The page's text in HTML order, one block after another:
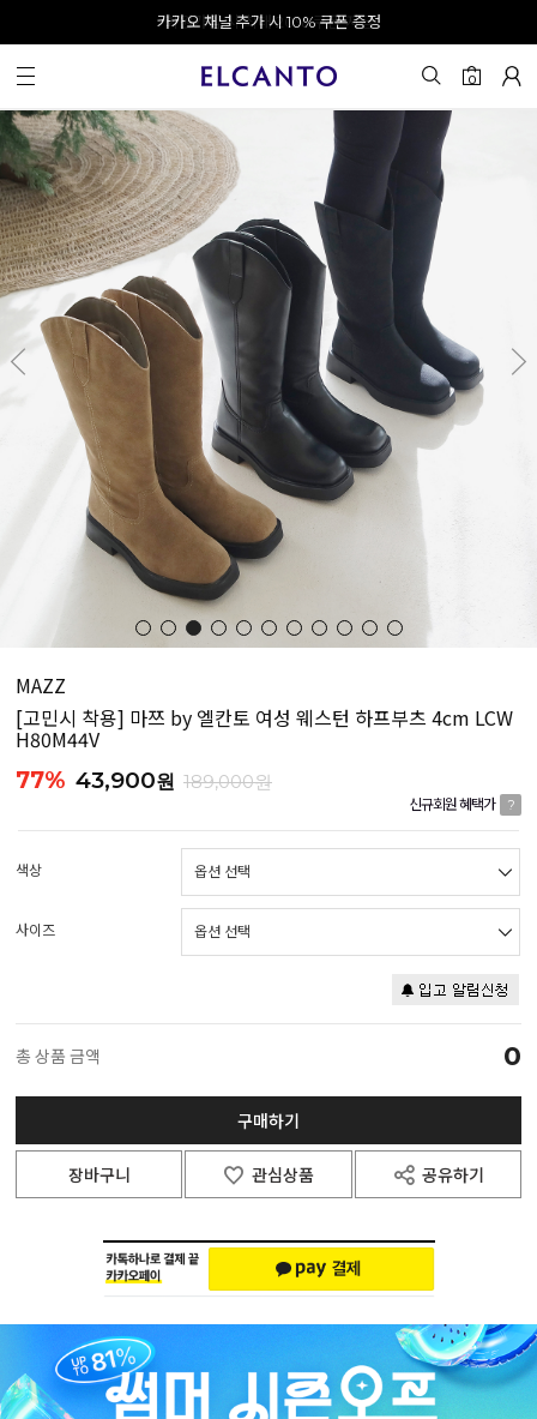
오전 10시 이전 결제 완료 시 오늘 출발!
회원가입 시 최대 20% 쿠폰 지급
카카오 채널 추가 시 10% 쿠폰 증정
0
MAZZ
[고민시 착용] 마쯔 by 엘칸토 여성 웨스턴 하프부츠 4cm LCW
H80M44V
77% 43,900원 189,000원
신규회원 혜택가 ?
색상
사이즈
총 상품 금액 0
구매하기
장바구니 관심상품 공유하기